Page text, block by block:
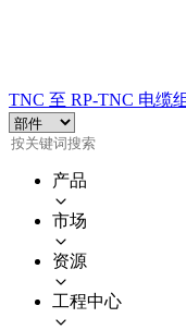
TNC 至 RP-TNC 电缆
产品
市场
资源
工程中心